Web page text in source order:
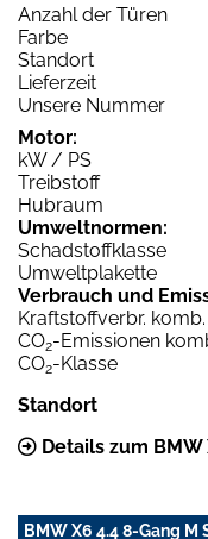
Anzahl der Türen
Farbe
Standort
Lieferzeit
Unsere Nummer
Motor:
kW / PS
Treibstoff
Hubraum
Umweltnormen:
Schadstoffklasse
Umweltplakette
Verbrauch und
Kraftstoffverbr. komb.
CO2-Emissionen
CO2-Klasse
Standort
Details zum
BMW X6 4.4 8-Gang